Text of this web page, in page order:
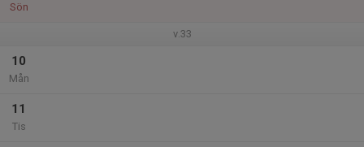
Sön
v.33
10
Mån
11
Tis